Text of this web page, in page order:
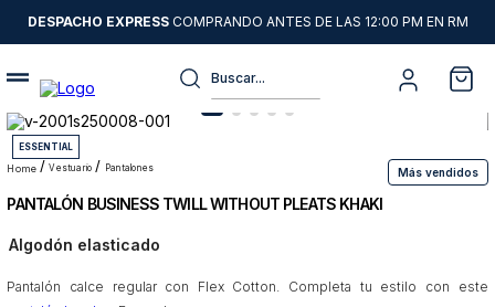
DESPACHO EXPRESSCOMPRANDO ANTES DE LAS 12:00 PM EN RM
Buscar...
ESSENTIAL
vestuario
pantalones Más vendidos
PANTALÓN BUSINESS TWILL WITHOUT PLEATS KHAKI
Algodón elasticado
Pantalón calce regular con Flex Cotton. Completa tu estilo con este
Términos más buscados
1.
sweater
2.
chaquetas
3.
camisas
4.
pantalon